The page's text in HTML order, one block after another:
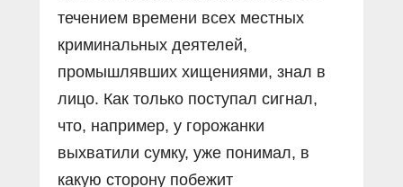
течением времени всех местных
криминальных деятелей,
промышлявших хищениями, знал в
лицо. Как только поступал сигнал,
что, например, у горожанки
выхватили сумку, уже понимал, в
какую сторону побежит